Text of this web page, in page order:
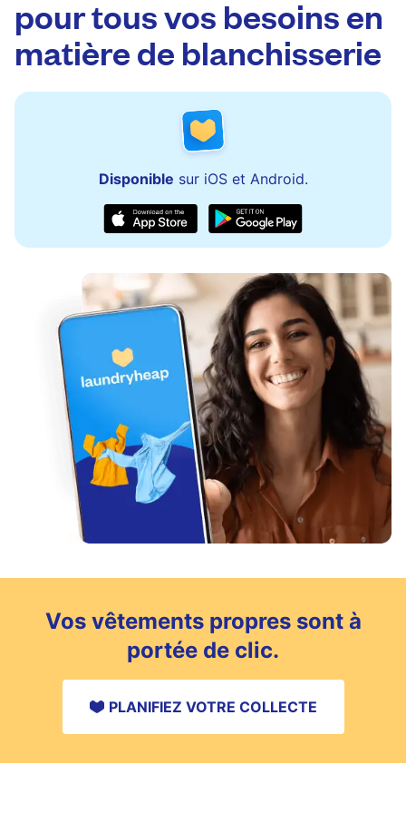
de tout problème.
pour tous vos besoins en
matière de blanchisserie
Disponible sur iOS et Android.
Vos vêtements propres sont à
portée de clic.
PLANIFIEZ VOTRE COLLECTE